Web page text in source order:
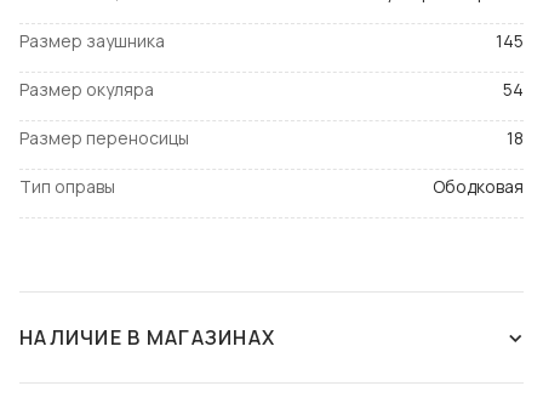
Размер заушника 145
Размер окуляра 54
Размер переносицы 18
Тип оправы Ободковая
НАЛИЧИЕ В МАГАЗИНАХ